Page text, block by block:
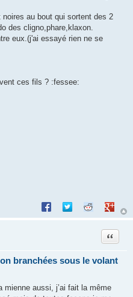
au bout qui sortent des 2
des cligno,phare,klaxon.
eux.(j'ai essayé rien ne se
ces fils ? :fessee:
Partager sur Facebook
Partager sur Twitter
Partager sur
branchées sous le volant
Citation
aussi, j’ai fait la même